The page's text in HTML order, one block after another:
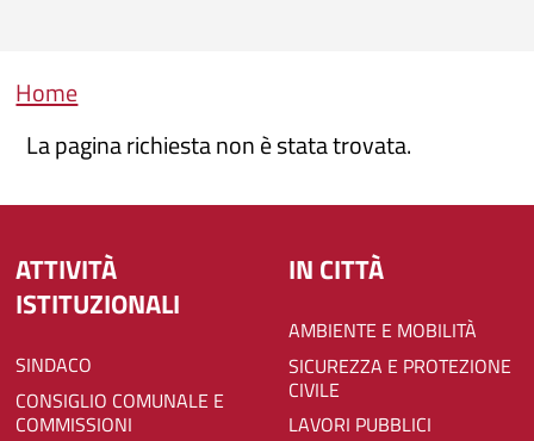
Briciole di pane
Home
La pagina richiesta non è stata trovata.
ATTIVITÀ
ISTITUZIONALI
SINDACO
CONSIGLIO COMUNALE E
COMMISSIONI
IN CITTÀ
AMBIENTE E MOBILITÀ
SICUREZZA E PROTEZIONE
CIVILE
LAVORI PUBBLICI